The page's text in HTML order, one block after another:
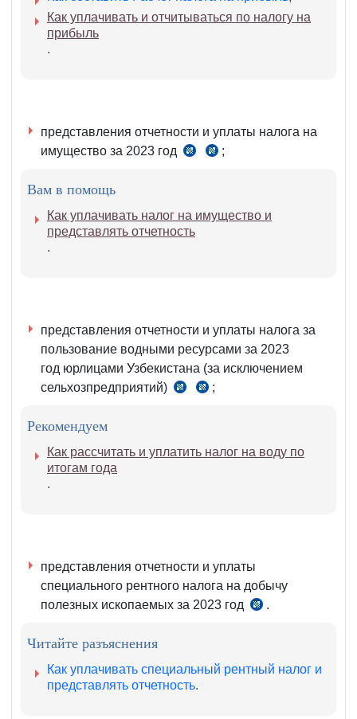
Как уплачивать и отчитываться по налогу на
прибыль
.
представления отчетности и уплаты налога на
имущество за 2023 год
ч.
417
НК
ч.
417
;
Вам в помощь
Как уплачивать налог на имущество и
представлять отчетность
.
представления отчетности и уплаты налога за
пользование водными ресурсами за 2023
год юрлицами Узбекистана (за исключением
сельхозпредприятий)
ч.
447
ч.
448
;
Рекомендуем
Как рассчитать и уплатить налог на воду по
итогам года
.
представления отчетности и уплаты
специального рентного налога на добычу
полезных ископаемых за 2023 год
ст.
.
Читайте разъяснения
Как уплачивать специальный рентный налог и
представлять отчетность.